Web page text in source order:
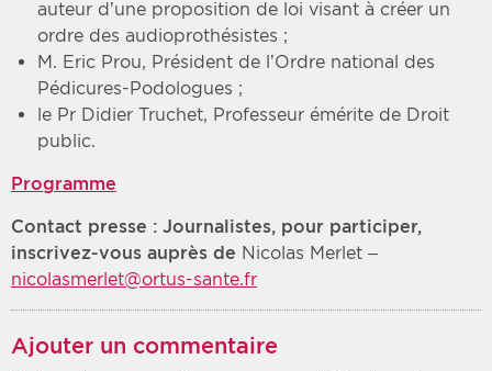
auteur d’une proposition de loi visant à créer un
ordre des audioprothésistes ;
M. Eric Prou, Président de l’Ordre national des
Pédicures-Podologues ;
le Pr Didier Truchet, Professeur émérite de Droit
public.
Programme
Contact presse : Journalistes, pour participer,
inscrivez-vous auprès de Nicolas Merlet –
nicolasmerlet@ortus-sante.fr
Ajouter un commentaire